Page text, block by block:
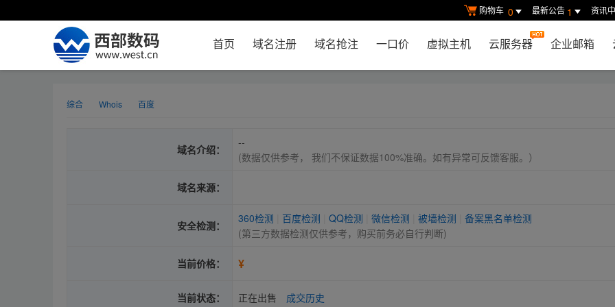
购物车 0 最新公告 1 资讯
首页 域名注册 域名抢注 一口价 虚拟主机 云服务器 企业邮箱
综合 Whois 百度
域名介绍：
--
(数据仅供参考， 我们不保证数据100%准确。如有异常可反馈客服。）
域名来源：
安全检测：
360检测 百度检测 QQ检测 微信检测 被墙检测
备案黑名单检测
(第三方数据检测仅供参考，购买前务必自行判断)
当前价格： ¥
当前状态： 正在出售 成交历史